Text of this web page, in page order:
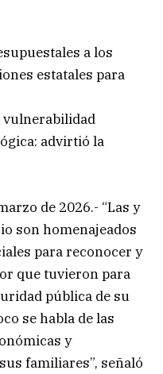
a los
estatales para
vulnerabilidad
advirtió la
de 2026.- “Las y
son homenajeados
para reconocer y
que tuvieron para
pública de su
se habla de las
y
familiares”, señaló